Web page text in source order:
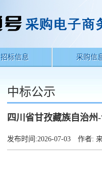
招标信息 采购信
中标公示
四川省甘孜藏族自治
发布时间:2026-07-03 作者: